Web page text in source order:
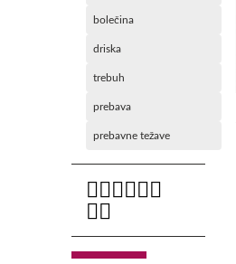
bolečina
driska
trebuh
prebava
prebavne težave